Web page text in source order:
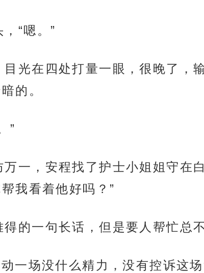
“嗯。”
目光在四处打量一眼，很晚了，
的。
”
一，安程找了护士小姐姐守在
我看着他好吗？”
的一句长话，但是要人帮忙总
一场没什么精力，没有控诉这场